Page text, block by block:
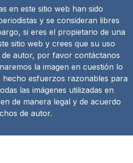
en este sitio web han sido
y se consideran libres
si eres el propietario de una
sitio web y crees que su uso
autor, por favor contáctanos
la imagen en cuestión lo
hecho esfuerzos razonables para
las imágenes utilizadas en
de manera legal y de acuerdo
de autor.